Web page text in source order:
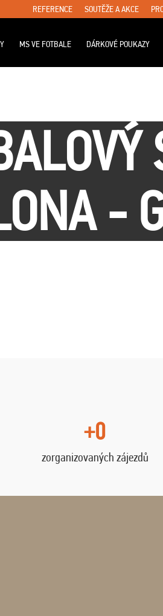
REFERENCE SOUTĚŽE A AKCE
MS VE FOTBALE DÁRKOVÉ POUKAZY
-
+0
zorganizovaných zájezdů